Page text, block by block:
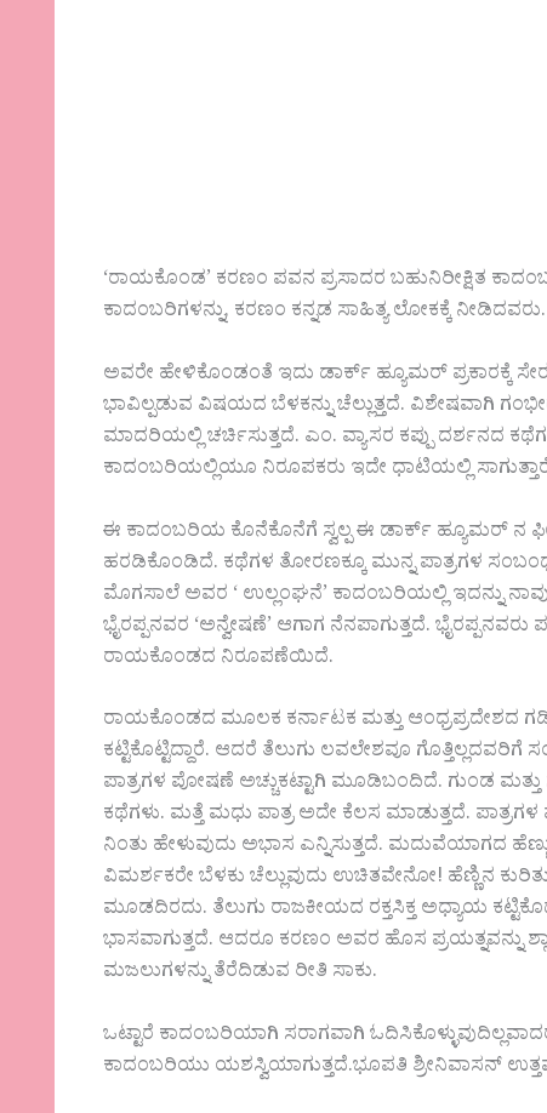
‘ರಾಯಕೊಂಡ’ ಕರಣಂ ಪವನ ಪ್ರಸಾದರ ಬಹುನಿರೀಕ್ಷಿತ
ಕಾದಂಬರಿಗಳನ್ನು, ಕರಣಂ ಕನ್ನಡ ಸಾಹಿತ್ಯ ಲೋಕಕ್ಕೆ ನೀಡಿದವರು.
ಅವರೇ ಹೇಳಿಕೊಂಡಂತೆ ಇದು ಡಾರ್ಕ್ ಹ್ಯೂಮರ್ ಪ್ರಕಾರಕ್ಕೆ
ಭಾವಿಲ್ಪಡುವ ವಿಷಯದ ಬೆಳಕನ್ನು ಚೆಲ್ಲುತ್ತದೆ. ವಿಶೇಷವಾಗಿ
ಮಾದರಿಯಲ್ಲಿ ಚರ್ಚಿಸುತ್ತದೆ. ಎಂ. ವ್ಯಾಸರ ಕಪ್ಪು ದರ್ಶನದ
ಕಾದಂಬರಿಯಲ್ಲಿಯೂ ನಿರೂಪಕರು ಇದೇ ಧಾಟಿಯಲ್ಲಿ
ಈ ಕಾದಂಬರಿಯ ಕೊನೆಕೊನೆಗೆ ಸ್ವಲ್ಪ ಈ ಡಾರ್ಕ್ ಹ್ಯೂಮರ್ ನ
ಹರಡಿಕೊಂಡಿದೆ. ಕಥೆಗಳ ತೋರಣಕ್ಕೂ ಮುನ್ನ ಪಾತ್ರಗಳ ಸಂಬಂಧ
ಮೊಗಸಾಲೆ ಅವರ ‘ ಉಲ್ಲಂಘನೆ’ ಕಾದಂಬರಿಯಲ್ಲಿ ಇದನ್ನು
ಭೈರಪ್ಪನವರ ‘ಅನ್ವೇಷಣೆ’ ಆಗಾಗ ನೆನಪಾಗುತ್ತದೆ.
ರಾಯಕೊಂಡದ ನಿರೂಪಣೆಯಿದೆ.
ರಾಯಕೊಂಡದ ಮೂಲಕ ಕರ್ನಾಟಕ ಮತ್ತು ಆಂಧ್ರಪ್ರದೇಶದ
ಕಟ್ಟಿಕೊಟ್ಟಿದ್ದಾರೆ. ಆದರೆ ತೆಲುಗು ಲವಲೇಶವೂ ಗೊತ್ತಿಲ್ಲದವರಿಗೆ
ಪಾತ್ರಗಳ ಪೋಷಣೆ ಅಚ್ಚುಕಟ್ಟಾಗಿ ಮೂಡಿಬಂದಿದೆ. ಗುಂಡ
ಕಥೆಗಳು. ಮತ್ತೆ ಮಧು ಪಾತ್ರ ಅದೇ ಕೆಲಸ ಮಾಡುತ್ತದೆ.
ನಿಂತು ಹೇಳುವುದು ಅಭಾಸ ಎನ್ನಿಸುತ್ತದೆ. ಮದುವೆಯಾಗದ
ವಿಮರ್ಶಕರೇ ಬೆಳಕು ಚೆಲ್ಲುವುದು ಉಚಿತವೇನೋ! ಹೆಣ್ಣಿನ
ಮೂಡದಿರದು. ತೆಲುಗು ರಾಜಕೀಯದ ರಕ್ತಸಿಕ್ತ ಅಧ್ಯಾಯ
ಭಾಸವಾಗುತ್ತದೆ. ಆದರೂ ಕರಣಂ ಅವರ ಹೊಸ ಪ್ರಯತ್ನವನ್ನು
ಮಜಲುಗಳನ್ನು ತೆರೆದಿಡುವ ರೀತಿ ಸಾಕು.
ಒಟ್ಟಾರೆ ಕಾದಂಬರಿಯಾಗಿ ಸರಾಗವಾಗಿ
ಕಾದಂಬರಿಯು ಯಶಸ್ವಿಯಾಗುತ್ತದೆ.ಭೂಪತಿ ಶ್ರೀನಿವಾಸನ್